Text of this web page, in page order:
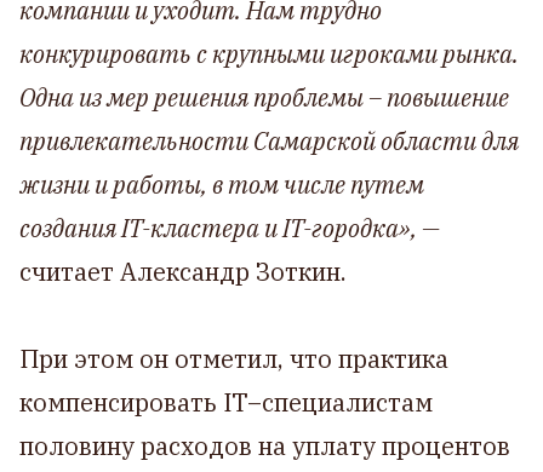
компании и уходит. Нам трудно
конкурировать с крупными игроками рынка.
Одна из мер решения проблемы – повышение
привлекательности Самарской области для
жизни и работы, в том числе путем
создания IT-кластера и IT-городка», —
считает Александр Зоткин.
При этом он отметил, что практика
компенсировать IT–специалистам
половину расходов на уплату процентов